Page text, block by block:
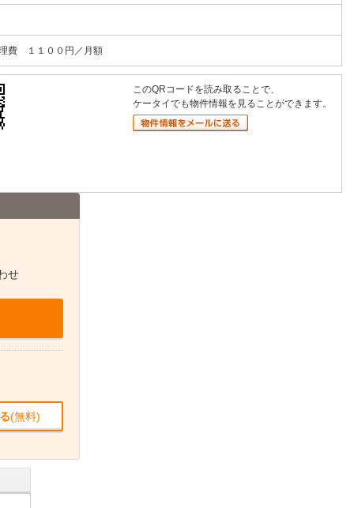
費 １１００円／月額
このQRコードを読み取ることで、
ケータイでも物件情報を見ることができます。
せ
(無料)